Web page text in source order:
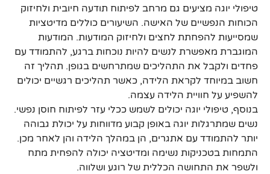
טיפולי יוגה מציעים גם מרחב לפיתוח תודעה חיובית ולחיזוק
הכוחות הנפשיים של האישה. השיעורים כוללים מדיטציות
שמסייעות להפחתת לחצים ולחיזוק המודעות. המודעות
המוגברת מאפשרת לנשים להיות נוכחות ברגע, להתמודד עם
פחדים ולקבל את התהליכים שמתרחשים בגופן. תהליך זה
חשוב במיוחד לקראת הלידה, כאשר תהליכים רגשיים יכולים
להשפיע על חוויית הלידה עצמה.
בנוסף, טיפולי יוגה יכולים לשמש ככלי עזר לפיתוח חוסן נפשי.
נשים שמתרגלות יוגה באופן קבוע מדווחות על יכולת גבוהה
יותר להתמודד עם אתגרים, הן במהלך הלידה והן לאחר מכן.
התמחות בטכניקות נשימה ומדיטציה יכולה להפחית מתח
ולשפר את התחושה הכללית של רוגע ושלווה.